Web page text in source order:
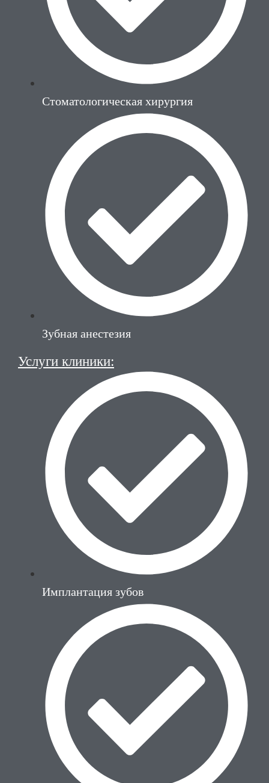
Стоматологическая хирургия
Зубная анестезия
Услуги клиники:
Имплантация зубов